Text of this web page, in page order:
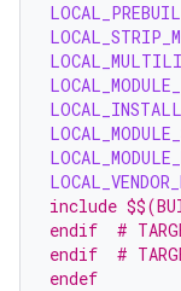
include
endif  #
endif  #
endef